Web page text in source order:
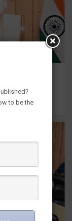
और
to be the